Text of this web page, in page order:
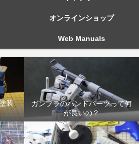
オンラインショップ
Web Manuals
装
ガンプラのハンドパーツって何
が良いの？